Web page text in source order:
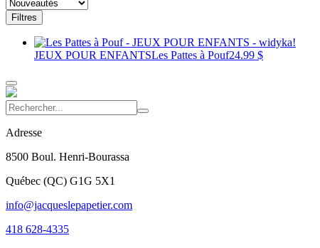
Filtres
JEUX POUR ENFANTSLes Pattes à Pouf24.99 $
Adresse
8500 Boul. Henri-Bourassa
Québec (QC) G1G 5X1
info@jacqueslepapetier.com
418 628-4335